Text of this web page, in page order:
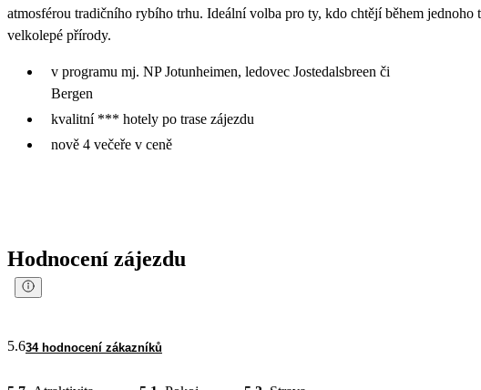
atmosférou tradičního rybího trhu. Ideální volba pro ty, kdo chtějí během
velkolepé přírody.
v programu mj. NP Jotunheimen, ledovec Jostedalsbreen či
Bergen
kvalitní *** hotely po trase zájezdu
nově 4 večeře v ceně
Hodnocení zájezdu
5.634 hodnocení zákazníků